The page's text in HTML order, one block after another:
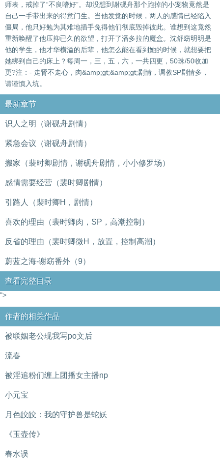
师表，戒掉了“不良嗜好”。却没想到谢砚舟那个跑掉的小宠物竟然是
自己一手带出来的得意门生。当他发觉的时候，两人的感情已经陷入
僵局，他只好勉为其难地插手免得他们彻底毁掉彼此。谁想到这竟然
重新唤醒了他压抑已久的欲望，打开了潘多拉的魔盒。沈舒窈明明是
他的学生，他才华横溢的后辈，他怎么能在看到她的时候，就想要把
她绑到自己的床上？每周一，三，五，六，一共四更，50珠/50收加
更?注：- 走肾不走心，肉&amp;gt;&amp;gt;剧情，调教SP剧情多，
请谨慎入坑。
最新章节
识人之明（谢砚舟剧情）
紧急会议（谢砚舟剧情）
搬家（裴时卿剧情，谢砚舟剧情，小小修罗场）
感情需要经营（裴时卿剧情）
引路人（裴时卿H，剧情）
喜欢的理由（裴时卿肉，SP，高潮控制）
反省的理由（裴时卿微H，放置，控制高潮）
蔚蓝之海-谢窈番外（9）
查看完整目录
">
作者的相关作品
被联姻老公现我写po文后
流春
被淫追粉们缠上团播女主播np
小元宝
月色皎皎：我的守护兽是蛇妖
《玉壶传》
春水误